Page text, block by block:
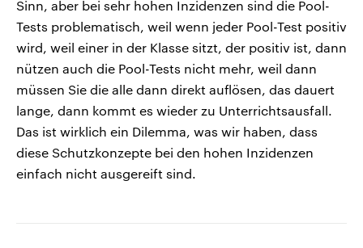
Sinn, aber bei sehr hohen Inzidenzen sind die Pool-
Tests problematisch, weil wenn jeder Pool-Test positiv
wird, weil einer in der Klasse sitzt, der positiv ist, dann
nützen auch die Pool-Tests nicht mehr, weil dann
müssen Sie die alle dann direkt auflösen, das dauert
lange, dann kommt es wieder zu Unterrichtsausfall.
Das ist wirklich ein Dilemma, was wir haben, dass
diese Schutzkonzepte bei den hohen Inzidenzen
einfach nicht ausgereift sind.